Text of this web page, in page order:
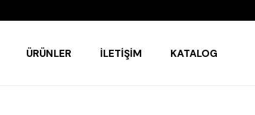
ÜRÜNLER İLETIŞIM KATALOG